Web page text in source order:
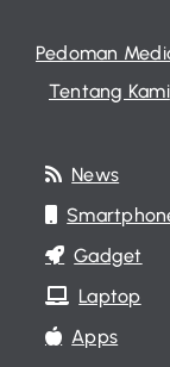
Pedoman
Tentang Kami
News
Gadget
Laptop
Apps